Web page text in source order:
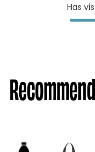
Has